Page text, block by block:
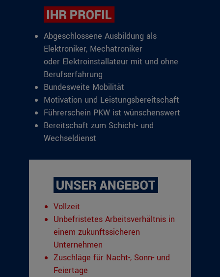
Abgeschlossene Ausbildung als
Elektroniker, Mechatroniker
oder Elektroinstallateur mit und ohne
Berufserfahrung
Bundesweite Mobilität
Motivation und Leistungsbereitschaft
Führerschein PKW ist wünschenswert
Bereitschaft zum Schicht- und
Wechseldienst
Vollzeit
Unbefristetes Arbeitsverhältnis in
einem zukunftssicheren
Unternehmen
Zuschläge für Nacht-, Sonn- und
Feiertage